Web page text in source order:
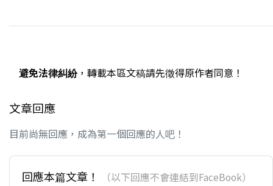
避免法律糾紛，轉載本區文稿請先徵得原作者同意！
文章回應
目前尚無回應，成為第一個回應的人吧！
回應本篇文章！
（以下回應不會連結到FaceBook）